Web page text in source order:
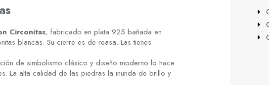
Circonitas, fabricado en plata 925 bañada en
blancas. Su cierre es de reasa. Las tienes
de simbolismo clásico y diseño moderno lo hace
La alta calidad de las piedras la inunda de brillo y